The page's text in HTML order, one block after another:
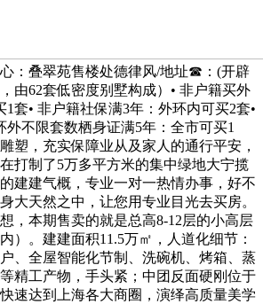
：叠翠苑售楼处德律风/地址☎：(开辟
由62套低密度别墅构成）• 非户籍买外
套• 非户籍社保满3年：外环内可买2套•
外不限套数栖身证满5年：全市可买1
塑，充实保障业从及家人的通行平安，
打制了5万多平方米的集中绿地大宁揽
建建气概，专业一对一热情办事，好不
大天然之中，让您用专业目光去买房。
，本期售卖的就是总高8-12层的小高层
）。建建面积11.5万㎡，人道化细节：
、全屋智能化节制、洗碗机、烤箱、蒸
精工产物，手头紧；中团反面硬刚位于
速达到上海各大商圈，演绎高质量美学